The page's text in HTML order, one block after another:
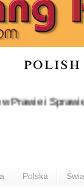
i
Polska